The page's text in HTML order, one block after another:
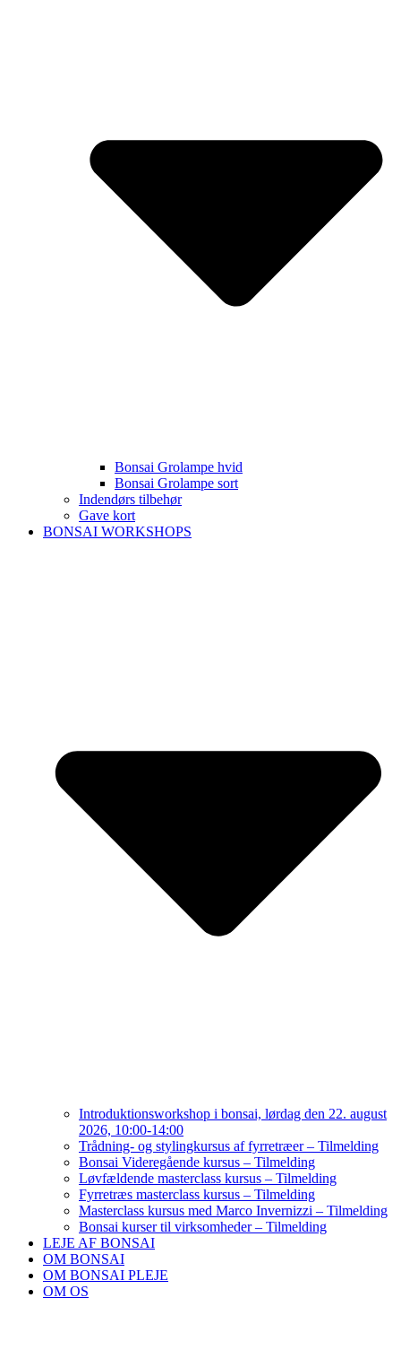
Bonsai Grolampe hvid
Bonsai Grolampe sort
Indendørs tilbehør
Gave kort
BONSAI WORKSHOPS
Introduktionsworkshop i bonsai, lørdag den 22. august
2026, 10:00-14:00
Trådning- og stylingkursus af fyrretræer – Tilmelding
Bonsai Videregående kursus – Tilmelding
Løvfældende masterclass kursus – Tilmelding
Fyrretræs masterclass kursus – Tilmelding
Masterclass kursus med Marco Invernizzi – Tilmelding
Bonsai kurser til virksomheder – Tilmelding
LEJE AF BONSAI
OM BONSAI
OM BONSAI PLEJE
OM OS